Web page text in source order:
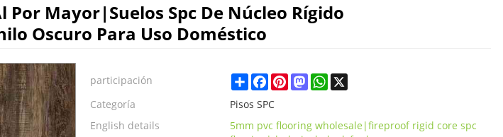
Por Mayor|suelos Spc De Núcleo Rígido
Oscuro Para Uso Doméstico
participación ShareFacebookPinterestMastodonWhatsApp
Categoría
Pisos SPC
English details
5mm pvc flooring wholesale|fireproof rigid core spc